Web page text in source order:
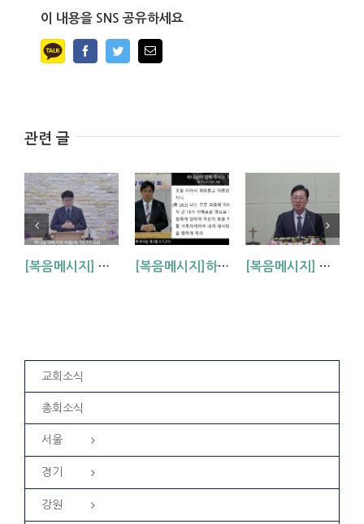
이 내용을 SNS 공유하세요
FacebookTwitterEmail
관련 글
[복음메시지] 하나님 아버지의 마음 (눅15:11~24) [복음메시지]하나님이 입혀주시는 옷 (창 3:7,21) [복음메시지] 엘리야 때(사도시대)처럼 (왕하 2:1-14)
교회소식
총회소식
서울
경기
강원